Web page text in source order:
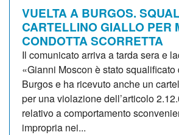
VUELTA A BURGOS.
CARTELLINO GIALLO PER
CONDOTTA SCORRETTA
Il comunicato arriva a tarda sera e
«Gianni Moscon è stato
Burgos e ha ricevuto anche un
per una violazione dell’articolo
relativo a comportamento
impropria nei...